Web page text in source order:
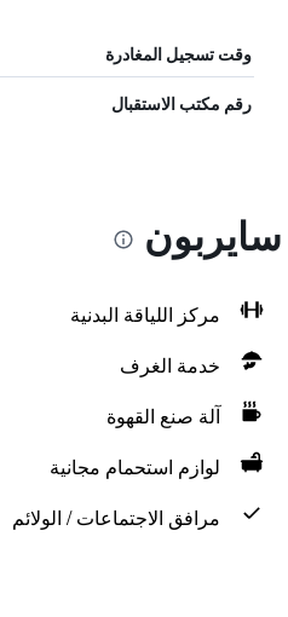
وقت تسجيل المغادرة
رقم مكتب الاستقبال
مركز اللياقة البدنية
خدمة الغرف
آلة صنع القهوة
لوازم استحمام مجانية
مرافق الاجتماعات / الولائم